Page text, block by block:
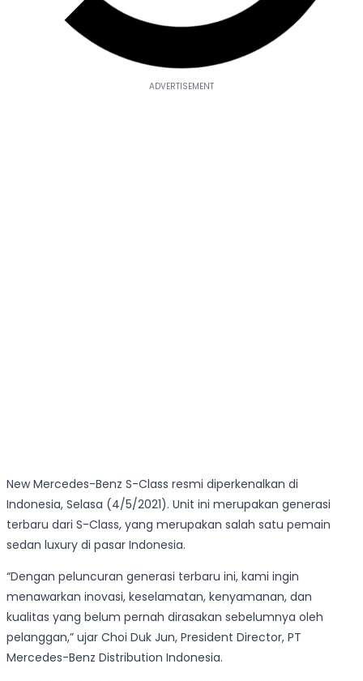
New Mercedes-Benz S-Class resmi diperkenalkan di
Indonesia, Selasa (4/5/2021). Unit ini merupakan generasi
terbaru dari S-Class, yang merupakan salah satu pemain
sedan luxury di pasar Indonesia.
“Dengan peluncuran generasi terbaru ini, kami ingin
menawarkan inovasi, keselamatan, kenyamanan, dan
kualitas yang belum pernah dirasakan sebelumnya oleh
pelanggan,” ujar Choi Duk Jun, President Director, PT
Mercedes-Benz Distribution Indonesia.